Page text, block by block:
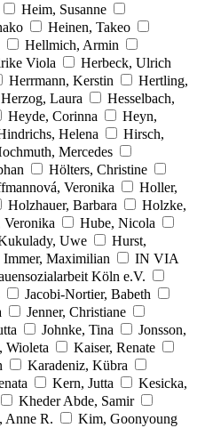
Heim, Susanne
Heinen, Takeo
Hellmich, Armin
Viola
Herbeck, Ulrich
Herrmann, Kerstin
Hertling,
Herzog, Laura
Hesselbach,
Heyde, Corinna
Heyn,
Helena
Hirsch,
Mercedes
Hölters, Christine
Veronika
Holler,
Holzhauer, Barbara
Holzke,
Hube, Nicola
Uwe
Hurst,
Immer, Maximilian
IN VIA
Köln e.V.
Jacobi-Nortier, Babeth
Jenner, Christiane
Johnke, Tina
Jonsson,
Wioleta
Kaiser, Renate
Karadeniz, Kübra
Kern, Jutta
Kesicka,
Kheder Abde, Samir
Anne R. Kim, Goonyoung